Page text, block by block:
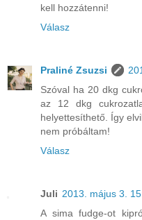
kell hozzátenni!
Válasz
Praliné Zsuzsi
Szóval ha 20 dkg
az 12 dkg
helyettesíthető. Így
nem próbáltam!
Válasz
Juli 2013. május 3.
A sima fudge-ot